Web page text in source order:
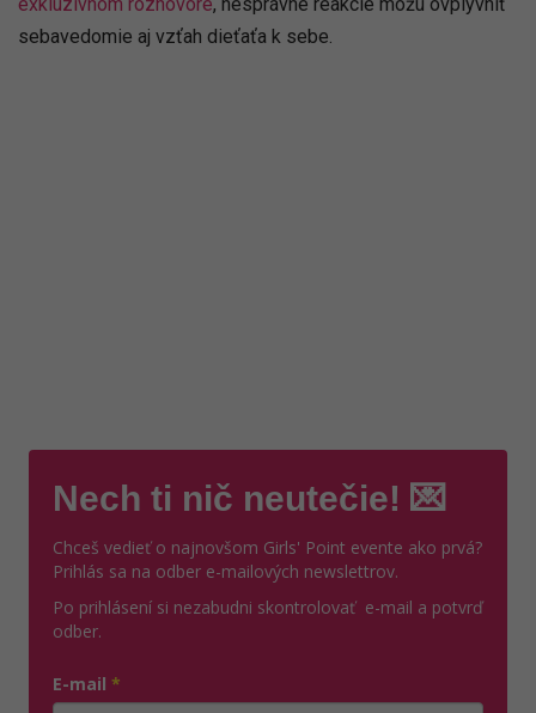
sebavedomie aj vzťah dieťaťa k sebe.
Nech ti nič neutečie! 💌
Chceš vedieť o najnovšom Girls' Point evente ako prvá?
Prihlás sa na odber e-mailových newslettrov.
Po prihlásení si nezabudni skontrolovať e-mail a potvrď
odber.
E-mail *